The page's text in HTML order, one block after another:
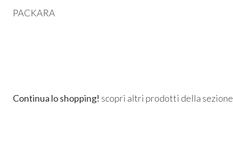
PACKARA
Continua lo shopping! scopri altri prodotti della sezione